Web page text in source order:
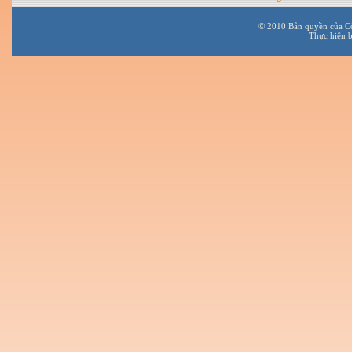
© 2010 Bản quyền của
Thực hiện